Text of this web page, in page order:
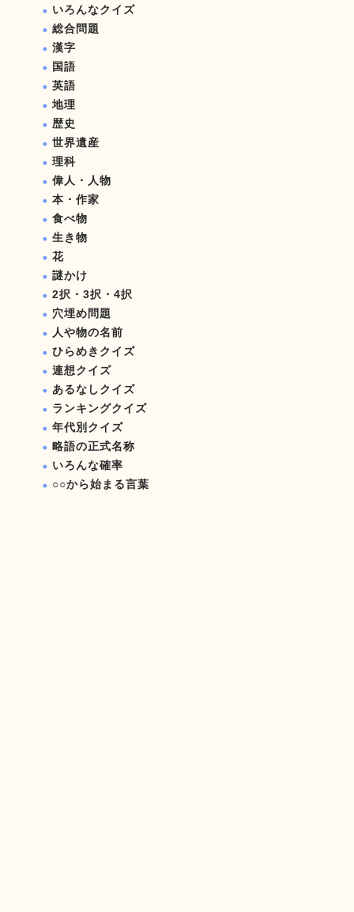
いろんなクイズ
総合問題
漢字
国語
英語
地理
歴史
世界遺産
理科
偉人・人物
本・作家
食べ物
生き物
花
謎かけ
2択・3択・4択
穴埋め問題
人や物の名前
ひらめきクイズ
連想クイズ
あるなしクイズ
ランキングクイズ
年代別クイズ
略語の正式名称
いろんな確率
○○から始まる言葉